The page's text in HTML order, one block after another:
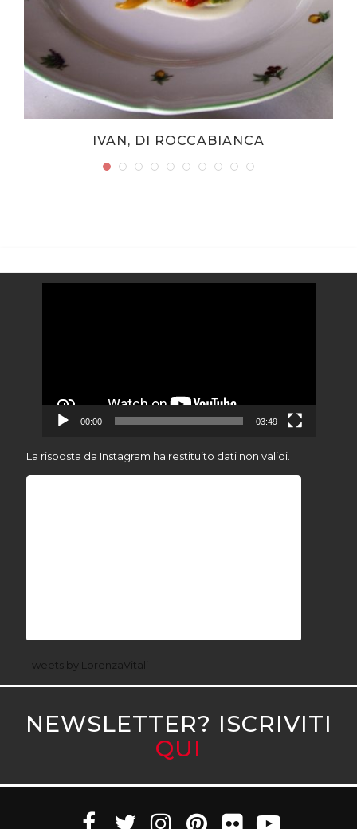
IVAN, DI ROCCABIANCA
00:00 03:49
La risposta da Instagram ha restituito dati non validi.
Tweets by LorenzaVitali
NEWSLETTER? ISCRIVITI
QUI